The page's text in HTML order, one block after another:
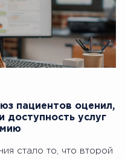
пациентов оценил,
доступность услуг
стало то, что второй